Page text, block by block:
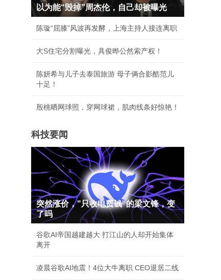
以为能“毁掉”周杰伦，自己却被曝光
陈璇“屈膝”风波再发酵，上海主持人接连离职
大S住宅分割曝光，具俊晔公然索产权！
陈妍希与儿子去泰国旅游 母子俩合影酷范儿
十足！
殷桃晒网球照，穿网球裙，肌肉线条好惊艳！
科技要闻
突然涨价，"只收电费钱"的梁文锋，变
了吗
谷歌AI帝国越建越大 打江山的人却开始集体
离开
凌晨谷歌AI地震！4位大牛离职 CEO退居二线